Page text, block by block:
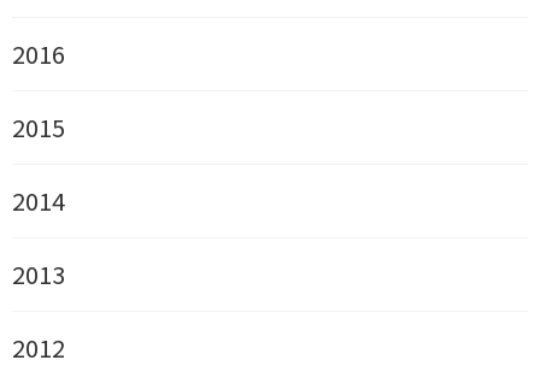
2016
2015
2014
2013
2012